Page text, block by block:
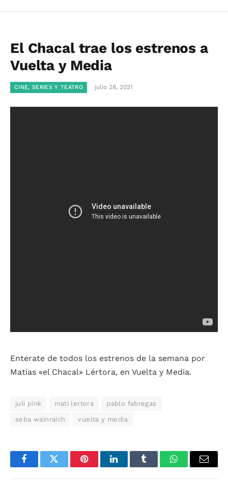
El Chacal trae los estrenos a
Vuelta y Media
CINE, SERIES Y TEATRO julio 28, 2021
Enterate de todos los estrenos de la semana por
Matías «el Chacal» Lértora, en Vuelta y Media.
juli pink mati lertora pablo fabregas
seba wainraich vuelta y media
FacebookTwitter PinterestLinkedInTumblr WhatsAppEmail